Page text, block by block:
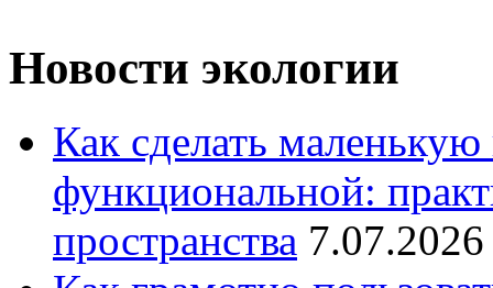
Новости экологии
Как сделать
функциональной:
пространства